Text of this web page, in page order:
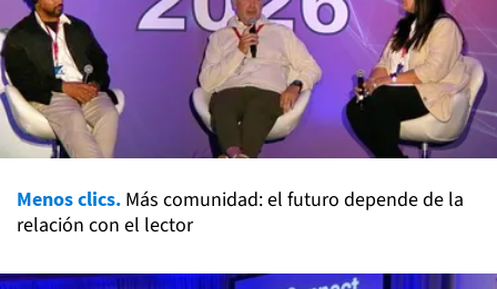
Menos clics. Más comunidad: el futuro depende de la
relación con el lector